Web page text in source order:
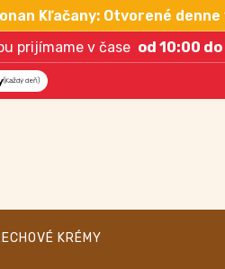
Kľačany: Otvorené
prijímame v čase od 10:00
(Každý deň)
KRÉMY